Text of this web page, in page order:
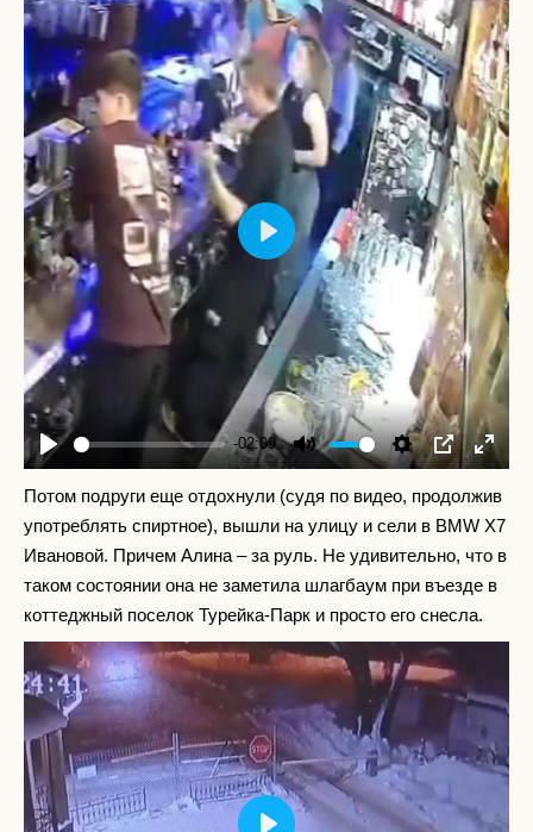
Play
-02:09
Mute SettingsPIP
Enter
Play
Потом подруги еще отдохнули (судя по видео, продолжив
употреблять спиртное), вышли на улицу и сели в BMW X7
Ивановой. Причем Алина – за руль. Не удивительно, что в
таком состоянии она не заметила шлагбаум при въезде в
коттеджный поселок Турейка-Парк и просто его снесла.